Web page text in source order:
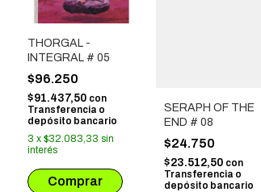
THORGAL -
INTEGRAL # 05
$96.250
$91.437,50 con
Transferencia o
depósito bancario
3 x $32.083,33 sin
interés
SERAPH OF THE
END # 08
$24.750
$23.512,50 con
Transferencia o
depósito bancario